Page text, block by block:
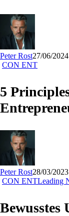
Peter Rost27/06/2024
CON ENT5
5
Peter Rost28/03/2023
CON ENTLeading
Bewusstes